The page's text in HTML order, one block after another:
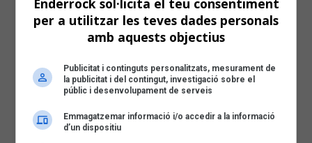
per a utilitzar les teves dades personals
amb aquests objectius
Publicitat i continguts personalitzats, mesurament de
la publicitat i del contingut, investigació sobre el
públic i desenvolupament de serveis
Emmagatzemar informació i/o accedir a la informació
d’un dispositiu